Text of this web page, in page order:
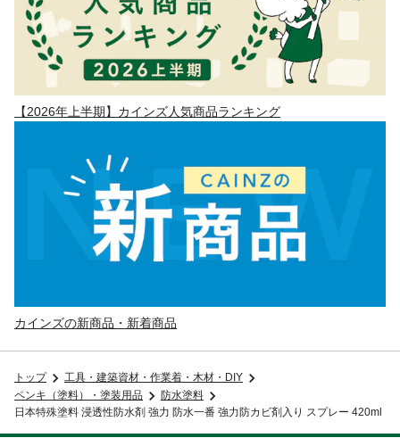
【2026年上半期】カインズ人気商品ランキング
カインズの新商品・新着商品
トップ
工具・建築資材・作業着・木材・DIY
ペンキ（塗料）・塗装用品
防水塗料
日本特殊塗料 浸透性防水剤 強力 防水一番 強力防カビ剤入り スプレー 420ml